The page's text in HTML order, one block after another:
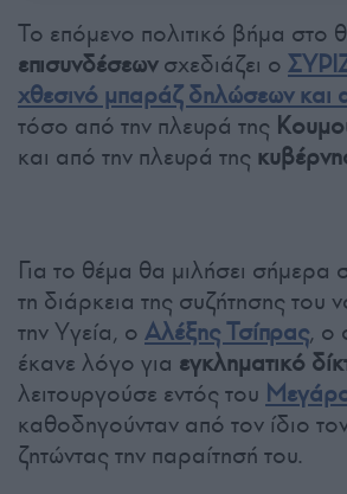
Το επόμενο πολιτικό βήμα στο
επισυνδέσεωνσχεδιάζει ο
χθεσινό μπαράζ δηλώσεων και
τόσο από την πλευρά της
και από την πλευρά της
Για το θέμα θα μιλήσει σήμερα
τη διάρκεια της συζήτησης του
την Υγεία, ο Αλέξης Τσίπρας, ο
έκανε λόγο για εγκληματικό
λειτουργούσε εντός του
καθοδηγούνταν από τον ίδιο
ζητώντας την παραίτησή του.